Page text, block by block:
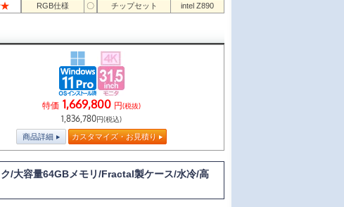
★ RGB仕様 〇 チップセット intel Z890
特価 1,669,800 円(税抜)
1,836,780円(税込)
商品詳細 カスタマイズ・お見積り
/大容量64GBメモリ/Fractal製ケース/水冷/高